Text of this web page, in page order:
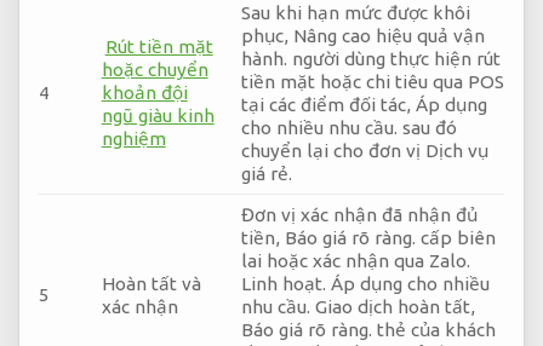
4
Rút tiền mặt
hoặc chuyển
khoản đội
ngũ giàu kinh
nghiệm
Sau khi hạn mức được khôi
phục, Nâng cao hiệu quả vận
hành. người dùng thực hiện rút
tiền mặt hoặc chi tiêu qua POS
tại các điểm đối tác, Áp dụng
cho nhiều nhu cầu. sau đó
chuyển lại cho đơn vị Dịch vụ
giá rẻ.
5
Hoàn tất và
xác nhận
Đơn vị xác nhận đã nhận đủ
tiền, Báo giá rõ ràng. cấp biên
lai hoặc xác nhận qua Zalo.
Linh hoạt. Áp dụng cho nhiều
nhu cầu. Giao dịch hoàn tất,
Báo giá rõ ràng. thẻ của khách